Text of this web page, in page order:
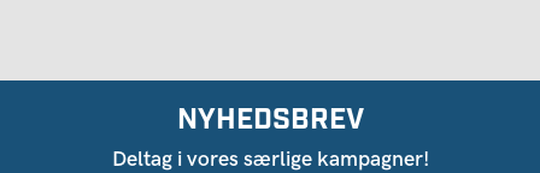
NYHEDSBREV
Deltag i vores særlige kampagner!